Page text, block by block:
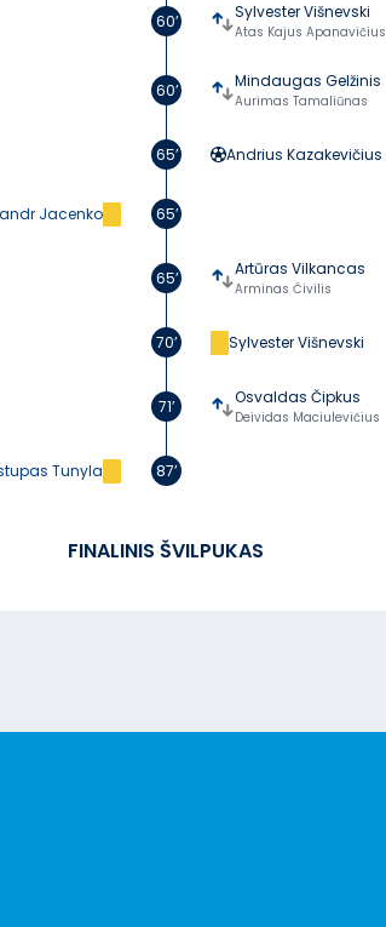
60’ Sylvester Višnevski
Atas Kajus Apanavičius
60’ Mindaugas Gelžinis
Aurimas Tamaliūnas
65’ Andrius Kazakevičius
Jacenko 65’
65’ Artūras Vilkancas
Arminas Čivilis
70’ Sylvester Višnevski
71’ Osvaldas Čipkus
Deividas Maciulevičius
Tunyla 87’
FINALINIS ŠVILPUKAS